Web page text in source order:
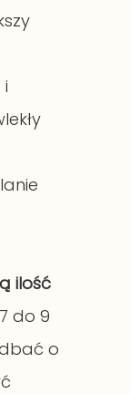
ilość
do 9
o